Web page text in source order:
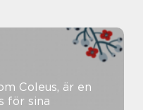
Coleus, är en
för sina